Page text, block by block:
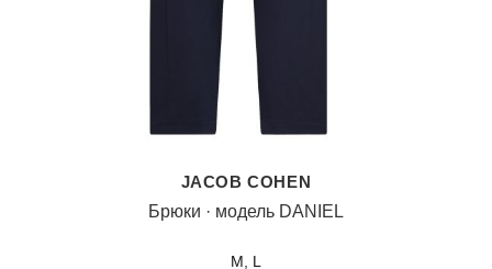
JACOB COHEN
Брюки · модель DANIEL
M, L